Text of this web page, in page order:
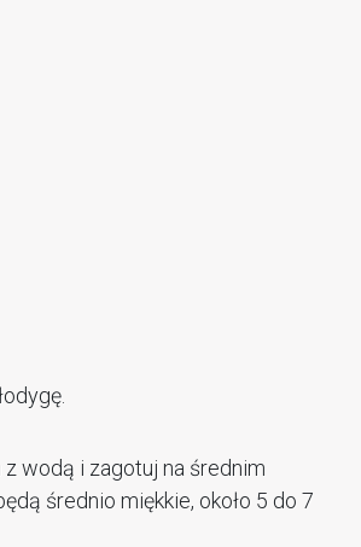
wodą i zagotuj na średnim
średnio miękkie, około 5 do 7